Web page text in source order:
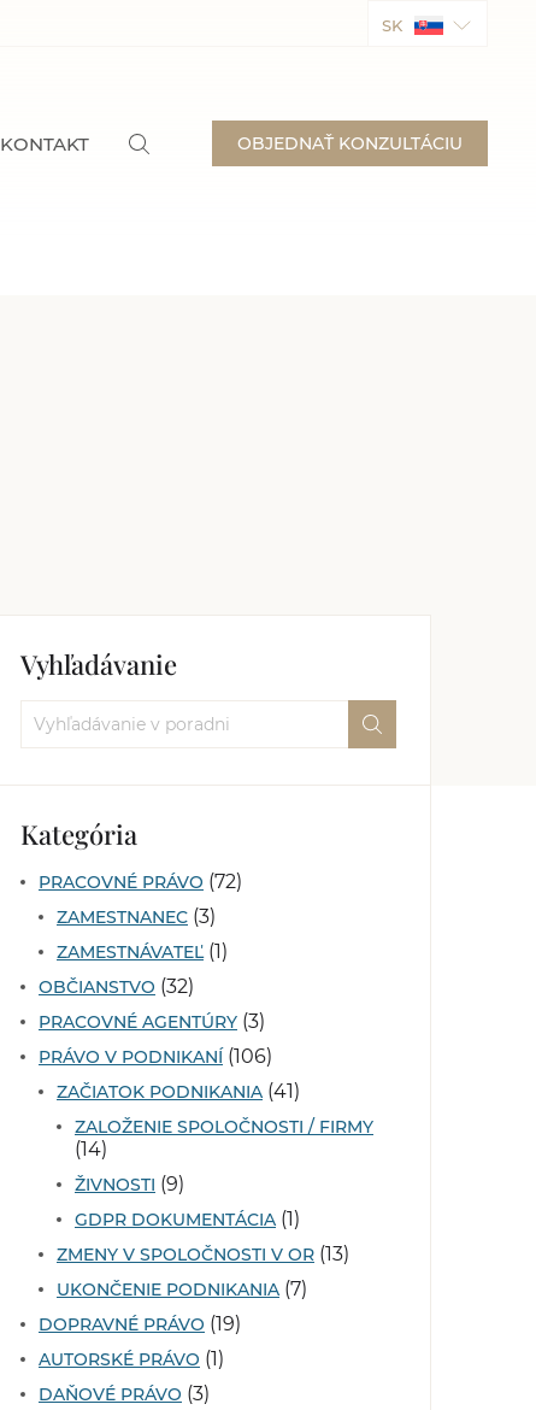
SK
KONTAKT OBJEDNAŤ KONZULTÁCIU
Vyhľadávanie
Kategória
PRACOVNÉ PRÁVO (72)
ZAMESTNANEC (3)
ZAMESTNÁVATEĽ(1)
OBČIANSTVO (32)
PRACOVNÉ AGENTÚRY (3)
PRÁVO V PODNIKANÍ(106)
ZAČIATOK PODNIKANIA (41)
ZALOŽENIE SPOLOČNOSTI / FIRMY
(14)
ŽIVNOSTI (9)
GDPR DOKUMENTÁCIA (1)
ZMENY V SPOLOČNOSTI V OR (13)
UKONČENIE PODNIKANIA (7)
DOPRAVNÉ PRÁVO (19)
AUTORSKÉ PRÁVO (1)
DAŇOVÉ PRÁVO (3)